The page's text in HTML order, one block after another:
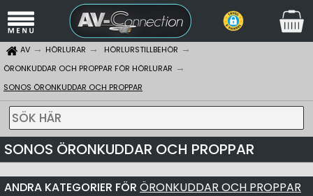
AV HÖRLURAR
HÖRLURSTILLBEHÖR
ÖRONKUDDAR OCH PROPPAR FÖR HÖRLURAR
SONOS ÖRONKUDDAR OCH PROPPAR
SÖK HÄR
SONOS ÖRONKUDDAR OCH PROPPAR
ANDRA KATEGORIER FÖR ÖRONKUDDAR OCH PROPPAR